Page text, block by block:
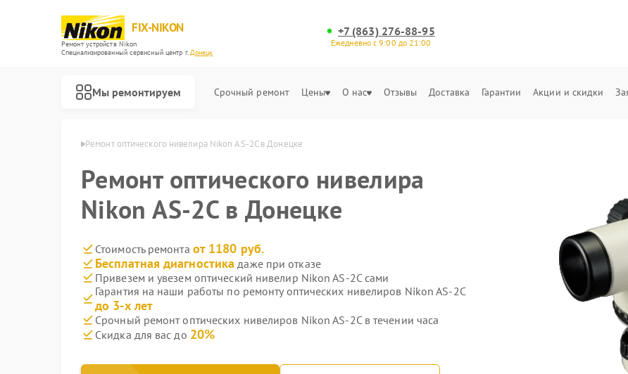
FIX-NIKON
Ремонт устройств Nikon
Специализированный cервисный центр г.Донецк
+7 (863) 276-88-95
Ежедневно с 9:00 до 21:00
Мы ремонтируем Срочный ремонт Цены О нас Отзывы Доставка Гарантии Акции и скидки
Nikon в Донецке Ремонт оптического нивелира Nikon AS-2C в Донецке
Ремонт оптического нивелира
Nikon AS-2C в Донецке
Стоимость ремонта от 1180 руб.
Бесплатная диагностика даже при отказе
Привезем и увезем оптический нивелир Nikon AS-2C сами
Гарантия на наши работы по ремонту оптических нивелиров Nikon AS-2C
до 3-х лет
Срочный ремонт оптических нивелиров Nikon AS-2C в течении часа
Скидка для вас до 20%